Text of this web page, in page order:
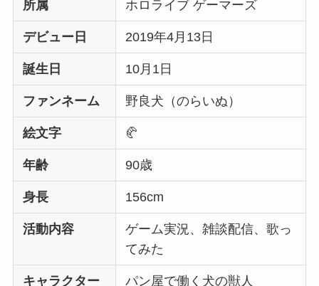
所属 ホロライブ ゲーマーズ
デビュー日 2019年4月13日
誕生日 10月1日
ファンネーム 野良犬（のらいぬ）
絵文字 🥐
年齢 90歳
身長 156cm
活動内容
ゲーム実況、雑談配信、歌っ
てみた
キャラクター
パン屋で働く犬の獣人